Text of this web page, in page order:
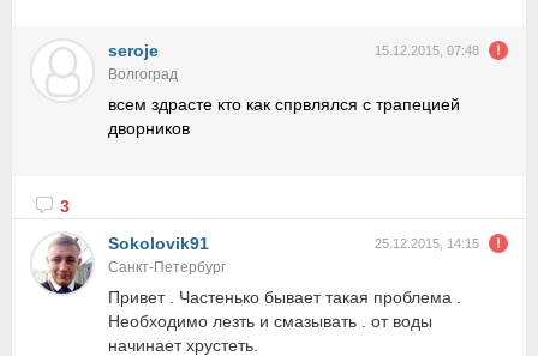
seroje 15.12.2015, 07:48
Волгоград
всем здрасте кто как спрвлялся с трапецией
дворников
3
Sokolovik91
25.12.2015, 14:15
Санкт-Петербург
Привет . Частенько бывает такая проблема .
Необходимо лезть и смазывать . от воды
начинает хрустеть.